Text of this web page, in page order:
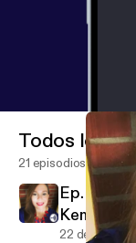
Todos los
21 episodios
Ep. 19 A
Kemmerer
22 de sep de